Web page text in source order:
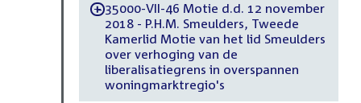
-35000-VII-46 Motie d.d. 12 november
2018 - P.H.M. Smeulders, Tweede
Kamerlid Motie van het lid Smeulders
over verhoging van de
liberalisatiegrens in overspannen
woningmarktregio's